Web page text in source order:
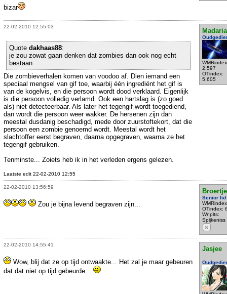
bizar
22-02-2010 12:55:03
2.597
OTindex:
5.605
Quote dakhaas88:
je zou zowat gaan denken dat zombies dan ook nog echt
bestaan
Die zombieverhalen komen van voodoo af. Dien iemand een
speciaal mengsel van gif toe, waarbij één ingrediënt het gif is
van de kogelvis, en die persoon wordt dood verklaard. Eigenlijk
is die persoon volledig verlamd. Ook een hartslag is (zo goed
als) niet detecteerbaar. Als later het tegengif wordt toegediend,
dan wordt die persoon weer wakker. De hersenen zijn dan
meestal dusdanig beschadigd, mede door zuurstoftekort, dat die
persoon een zombie genoemd wordt. Meestal wordt het
slachtoffer eerst begraven, daarna opgegraven, waarna ze het
tegengif gebruiken.
Tenminste... Zoiets heb ik in het verleden ergens gelezen.
Laatste edit 22-02-2010 12:55
22-02-2010 13:56:59
Broertje
Senior lid
OTindex:
Wnplts:
Spijkeniss
S
Zou je bijna levend begraven zijn...
22-02-2010 14:55:41
Jasjee
Wow, blij dat ze op tijd ontwaakte... Het zal je maar gebeuren
dat dat niet op tijd gebeurde...